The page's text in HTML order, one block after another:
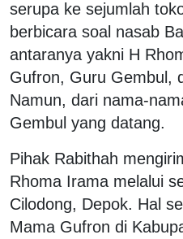
serupa ke sejumlah
berbicara soal nasab
antaranya yakni H
Gufron, Guru Gembul,
Namun, dari nama-
Gembul yang datang.
Pihak Rabithah
Rhoma Irama melalui
Cilodong, Depok. Hal
Mama Gufron di